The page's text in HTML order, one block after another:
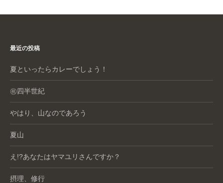
最近の投稿
夏といったらカレーでしょう！
㊗️四半世紀
やはり、山なのであろう
夏山
え!?あなたはヤマユリさんですか？
摂理、修行